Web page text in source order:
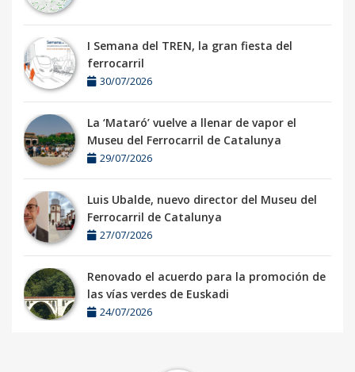
I Semana del TREN, la gran fiesta del
ferrocarril
30/07/2026
La ‘Mataró’ vuelve a llenar de vapor el
Museu del Ferrocarril de Catalunya
29/07/2026
Luis Ubalde, nuevo director del Museu del
Ferrocarril de Catalunya
27/07/2026
Renovado el acuerdo para la promoción de
las vías verdes de Euskadi
24/07/2026